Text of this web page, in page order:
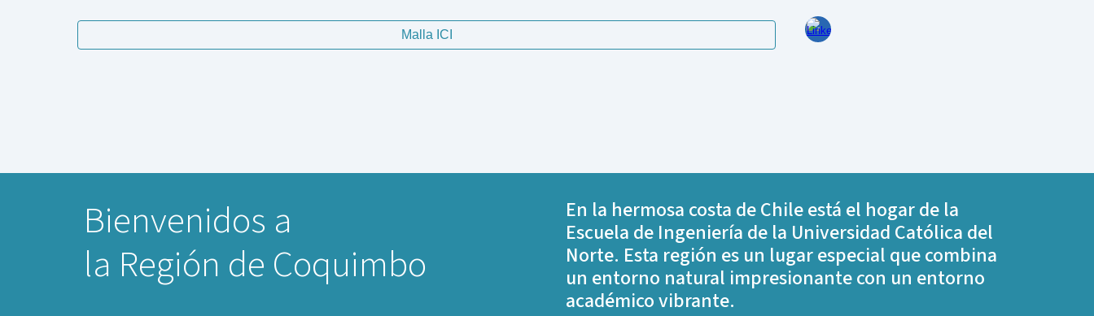
Malla ICI
Bienvenidos a
la Región de Coquimbo
En la hermosa costa de Chile está el hogar de la
Escuela de Ingeniería de la Universidad Católica del
Norte. Esta región es un lugar especial que combina
un entorno natural impresionante con un entorno
académico vibrante.